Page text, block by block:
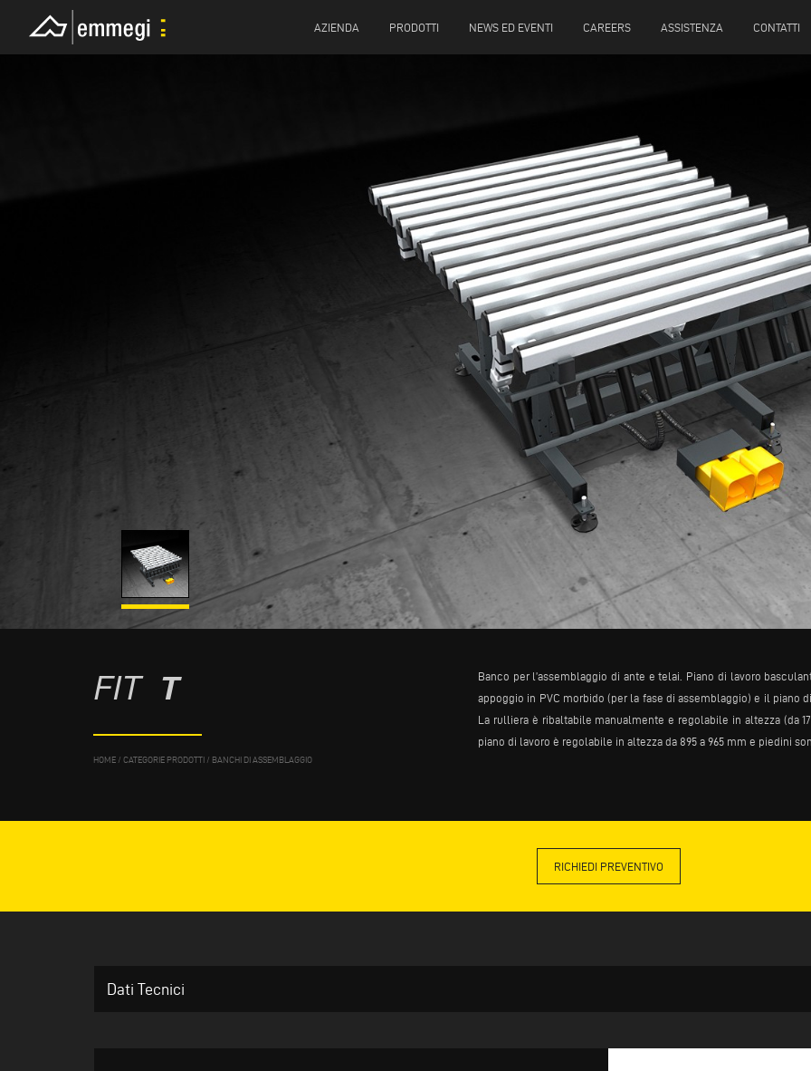
AZIENDA PRODOTTI NEWS ED EVENTI CAREERS ASSISTENZA CONTATTI
FIT T
HOME/ CATEGORIE PRODOTTI / BANCHI DI ASSEMBLAGGIO
Banco per l’assemblaggio di ante e telai. Piano di lavoro
appoggio in PVC morbido (per la fase di assemblaggio) e il piano
La rulliera è ribaltabile manualmente e regolabile in altezza (da
piano di lavoro è regolabile in altezza da 895 a 965 mm e piedini
RICHIEDI PREVENTIVO
Dati Tecnici